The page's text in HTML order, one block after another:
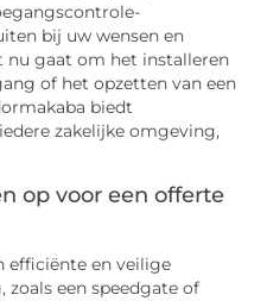
bij uw wensen en
nu gaat om het installeren
of het opzetten van een
biedt
zakelijke omgeving,
op voor een offerte
efficiënte en veilige
een speedgate of